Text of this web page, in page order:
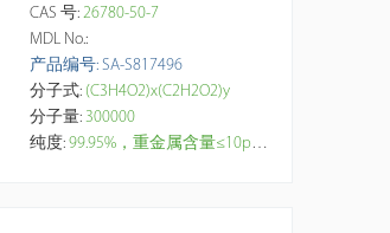
CAS 号: 26780-50-7
MDL No.:
产品编号: SA-S817496
分子式: (C3H4O2)x(C2H2O2)y
分子量: 300000
纯度: 99.95%，重金属含量≤10ppm，10mg/ml水分散液。西典多孔PLGA微球采用双乳液聚合技术制备。多孔3D网状结构的PLGA微球，具有丰富的孔道结构，孔隙率(porosity)达80%，比表面积大，具有高载量、强吸附性能，适合负载亲水性大分子，以及药物短期释放场景。 【研究与应用方向】：生化研究、封载药物、蛋白质、疫苗、多肽、核酸等大分子药物高效递送；高载量药物和高浓度给药；生长因子载体或细胞支架；靶向递送，通过控制微球尺寸，可以被巨噬细胞吞噬，实现向网状内皮系统被动靶向。